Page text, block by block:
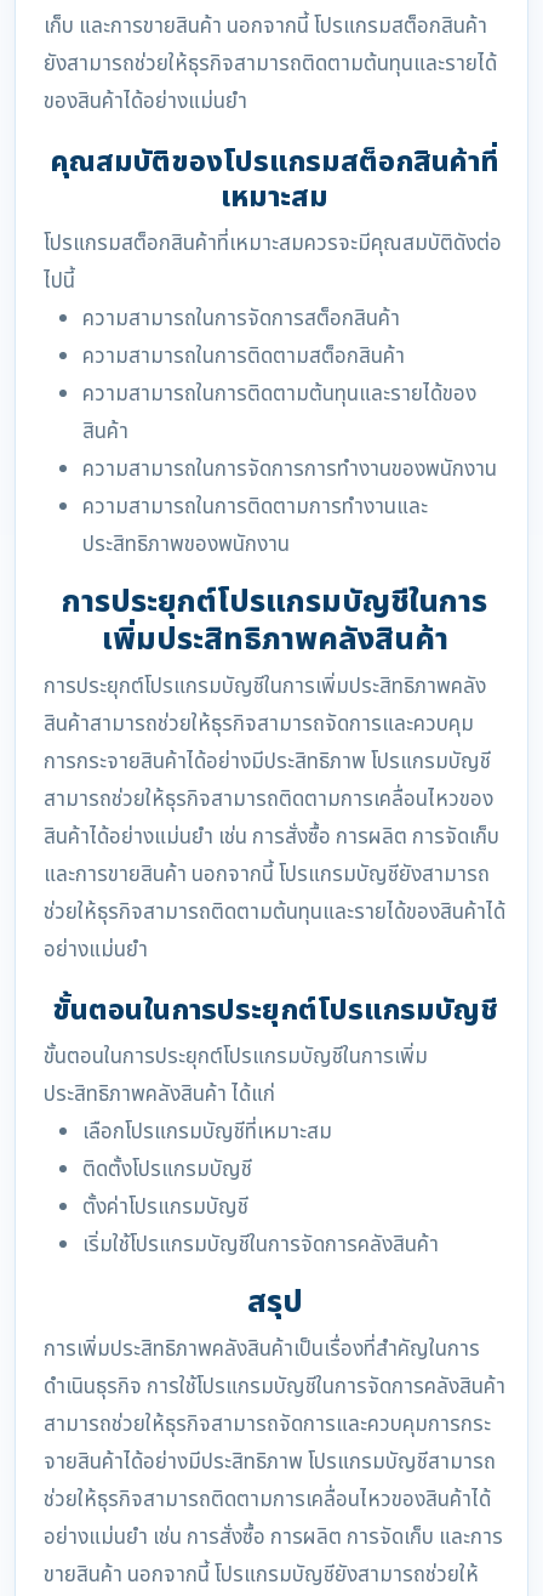
เก็บ และการขายสินค้า นอกจากนี้ โปรแกรมสต็อกสินค้า
ยังสามารถช่วยให้ธุรกิจสามารถติดตามต้นทุนและรายได้
ของสินค้าได้อย่างแม่นยำ
คุณสมบัติของโปรแกรมสต็อกสินค้าที่
เหมาะสม
โปรแกรมสต็อกสินค้าที่เหมาะสมควรจะมีคุณสมบัติดังต่อ
ไปนี้
ความสามารถในการจัดการสต็อกสินค้า
ความสามารถในการติดตามสต็อกสินค้า
ความสามารถในการติดตามต้นทุนและรายได้ของ
สินค้า
ความสามารถในการจัดการการทำงานของพนักงาน
ความสามารถในการติดตามการทำงานและ
ประสิทธิภาพของพนักงาน
การประยุกต์โปรแกรมบัญชีในการ
เพิ่มประสิทธิภาพคลังสินค้า
การประยุกต์โปรแกรมบัญชีในการเพิ่มประสิทธิภาพคลัง
สินค้าสามารถช่วยให้ธุรกิจสามารถจัดการและควบคุม
การกระจายสินค้าได้อย่างมีประสิทธิภาพ โปรแกรมบัญชี
สามารถช่วยให้ธุรกิจสามารถติดตามการเคลื่อนไหวของ
สินค้าได้อย่างแม่นยำ เช่น การสั่งซื้อ การผลิต การจัดเก็บ
และการขายสินค้า นอกจากนี้ โปรแกรมบัญชียังสามารถ
ช่วยให้ธุรกิจสามารถติดตามต้นทุนและรายได้ของสินค้าได้
อย่างแม่นยำ
ขั้นตอนในการประยุกต์โปรแกรมบัญชี
ขั้นตอนในการประยุกต์โปรแกรมบัญชีในการเพิ่ม
ประสิทธิภาพคลังสินค้า ได้แก่
เลือกโปรแกรมบัญชีที่เหมาะสม
ติดตั้งโปรแกรมบัญชี
ตั้งค่าโปรแกรมบัญชี
เริ่มใช้โปรแกรมบัญชีในการจัดการคลังสินค้า
สรุป
การเพิ่มประสิทธิภาพคลังสินค้าเป็นเรื่องที่สำคัญในการ
ดำเนินธุรกิจ การใช้โปรแกรมบัญชีในการจัดการคลังสินค้า
สามารถช่วยให้ธุรกิจสามารถจัดการและควบคุมการกระ
จายสินค้าได้อย่างมีประสิทธิภาพ โปรแกรมบัญชีสามารถ
ช่วยให้ธุรกิจสามารถติดตามการเคลื่อนไหวของสินค้าได้
อย่างแม่นยำ เช่น การสั่งซื้อ การผลิต การจัดเก็บ และการ
ขายสินค้า นอกจากนี้ โปรแกรมบัญชียังสามารถช่วยให้